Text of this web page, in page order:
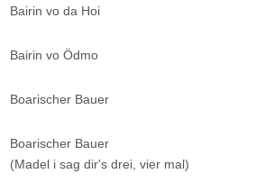
Bairin vo da Hoi
Bairin vo Ödmo
Boarischer Bauer
Boarischer Bauer
(Madel i sag dir's drei, vier mal)